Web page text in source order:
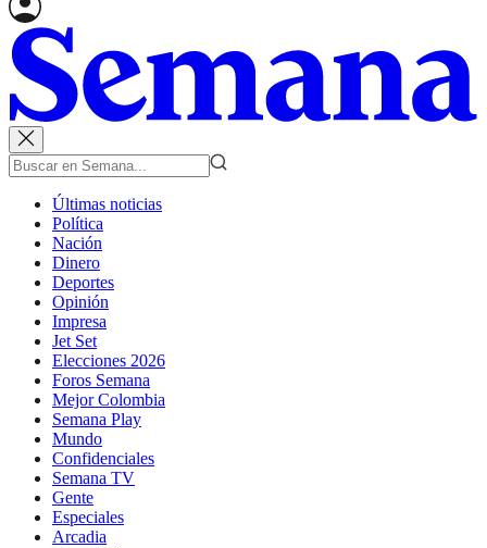
Últimas noticias
Política
Nación
Dinero
Deportes
Opinión
Impresa
Jet Set
Elecciones 2026
Foros Semana
Mejor Colombia
Semana Play
Mundo
Confidenciales
Semana TV
Gente
Especiales
Arcadia